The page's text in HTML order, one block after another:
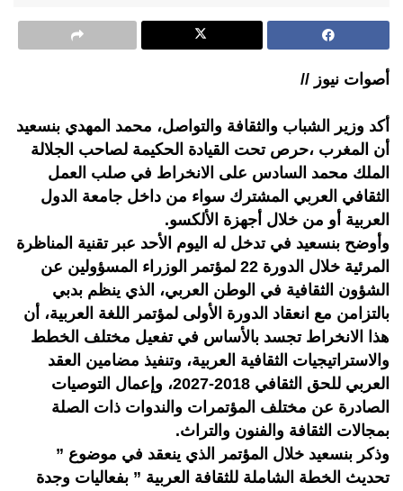
أصوات نيوز //
أكد وزير الشباب والثقافة والتواصل، محمد المهدي بنسعيد
أن المغرب ،حرص تحت القيادة الحكيمة لصاحب الجلالة
الملك محمد السادس على الانخراط في صلب العمل
الثقافي العربي المشترك سواء من داخل جامعة الدول
العربية أو من خلال أجهزة الألكسو.
وأوضح بنسعيد في تدخل له اليوم الأحد عبر تقنية المناظرة
المرئية خلال الدورة 22 لمؤتمر الوزراء المسؤولين عن
الشؤون الثقافية في الوطن العربي، الذي ينظم بدبي
بالتزامن مع انعقاد الدورة الأولى لمؤتمر اللغة العربية، أن
هذا الانخراط تجسد بالأساس في تفعيل مختلف الخطط
والاستراتيجيات الثقافية العربية، وتنفيذ مضامين العقد
العربي للحق الثقافي 2018-2027، وإعمال التوصيات
الصادرة عن مختلف المؤتمرات والندوات ذات الصلة
بمجالات الثقافة والفنون والتراث.
وذكر بنسعيد خلال المؤتمر الذي ينعقد في موضوع ”
تحديث الخطة الشاملة للثقافة العربية ” بفعاليات وجدة